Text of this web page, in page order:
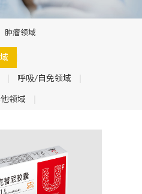
肿瘤领域
呼吸/自免领域
领域